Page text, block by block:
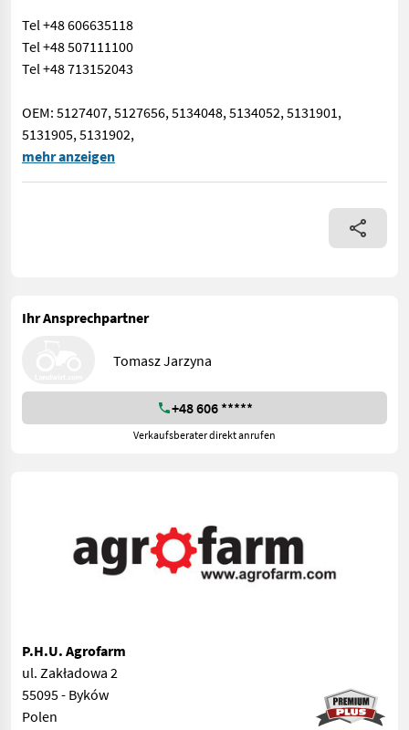
Tel +48 606635118
Tel +48 507111100
Tel +48 713152043
OEM: 5127407, 5127656, 5134048, 5134052, 5131901,
5131905, 5131902,
USED - SECOND HAND TRACTOR PARTS. For all parts call us
mehr anzeigen
Ihr Ansprechpartner
Tomasz Jarzyna
+48 606 *****
Verkaufsberater direkt anrufen
P.H.U. Agrofarm
ul. Zakładowa 2
55095 - Byków
Polen